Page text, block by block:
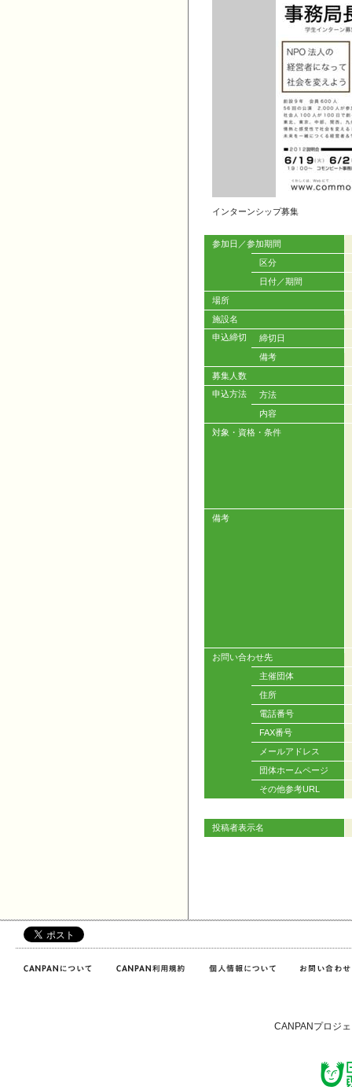
インターンシップ募集
参加日／参加期間
区分
日付／期間
場所
施設名
申込締切
締切日
備考
募集人数
申込方法
方法
内容
対象・資格・条件
備考
お問い合わせ先
主催団体
住所
電話番号
FAX番号
メールアドレス
団体ホームページ
その他参考URL
投稿者表示名
CANPANプロジ